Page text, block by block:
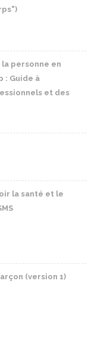
personne en
: Guide à
et des
la santé et le
(version 1)